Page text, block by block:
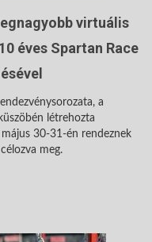
virtuális
éves Spartan Race
a
létrehozta
30-31-én rendeznek
meg.